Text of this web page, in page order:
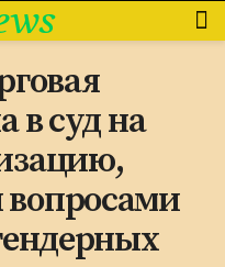
в суд на